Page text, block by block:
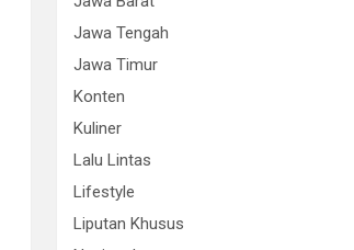
Jawa Tengah
Jawa Timur
Konten
Kuliner
Lalu Lintas
Lifestyle
Liputan Khusus